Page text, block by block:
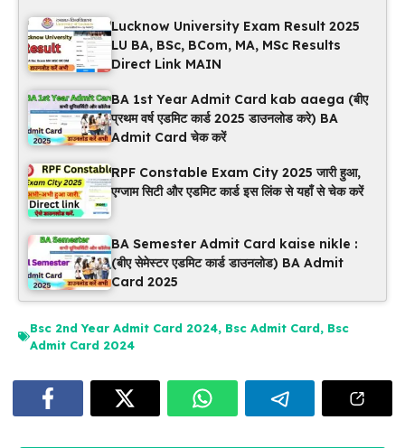
Lucknow University Exam Result 2025
LU BA, BSc, BCom, MA, MSc Results
Direct Link MAIN
BA 1st Year Admit Card kab aaega (बीए
प्रथम वर्ष एडमिट कार्ड 2025 डाउनलोड करे) BA
Admit Card चेक करें
RPF Constable Exam City 2025 जारी हुआ,
एग्जाम सिटी और एडमिट कार्ड इस लिंक से यहाँ से चेक करें
BA Semester Admit Card kaise nikle :
(बीए सेमेस्टर एडमिट कार्ड डाउनलोड) BA Admit
Card 2025
Bsc 2nd Year Admit Card 2024, Bsc Admit Card, Bsc
Admit Card 2024